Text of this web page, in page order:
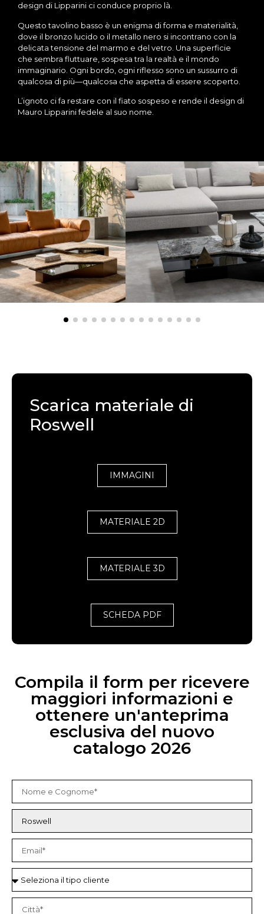
design di Lipparini ci conduce proprio là.
Questo tavolino basso è un enigma di forma e materialità,
dove il bronzo lucido o il metallo nero si incontrano con la
delicata tensione del marmo e del vetro. Una superficie
che sembra fluttuare, sospesa tra la realtà e il mondo
immaginario. Ogni bordo, ogni riflesso sono un sussurro di
qualcosa di più—qualcosa che aspetta di essere scoperto.
L’ignoto ci fa restare con il fiato sospeso e rende il design di
Mauro Lipparini fedele al suo nome.
Scarica materiale di
Roswell
IMMAGINI
MATERIALE 2D
MATERIALE 3D
SCHEDA PDF
Compila il form per ricevere
maggiori informazioni e
ottenere un'anteprima
esclusiva del nuovo
catalogo 2026